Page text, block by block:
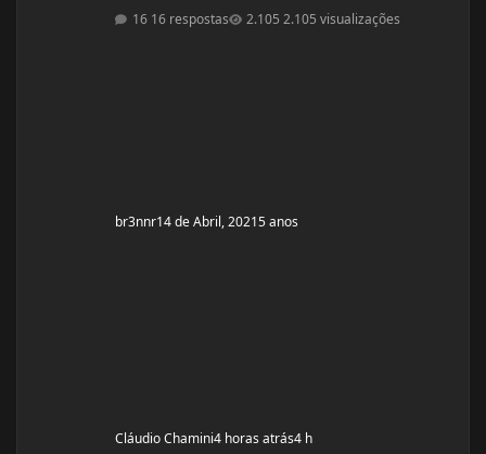
ajudar! Idade: 24 Altura: 187 Peso: 80
16 respostas 2.105 visualizações
br3nnr14 de Abril, 20215 anos
Cláudio Chamini4 horas atrás4 h